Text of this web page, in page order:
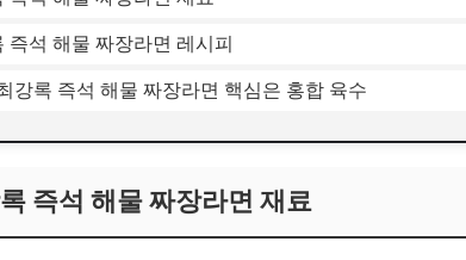
즉석 해물 짜장라면 레시피
강록 즉석 해물 짜장라면 핵심은 홍합 육수
즉석 해물 짜장라면 재료